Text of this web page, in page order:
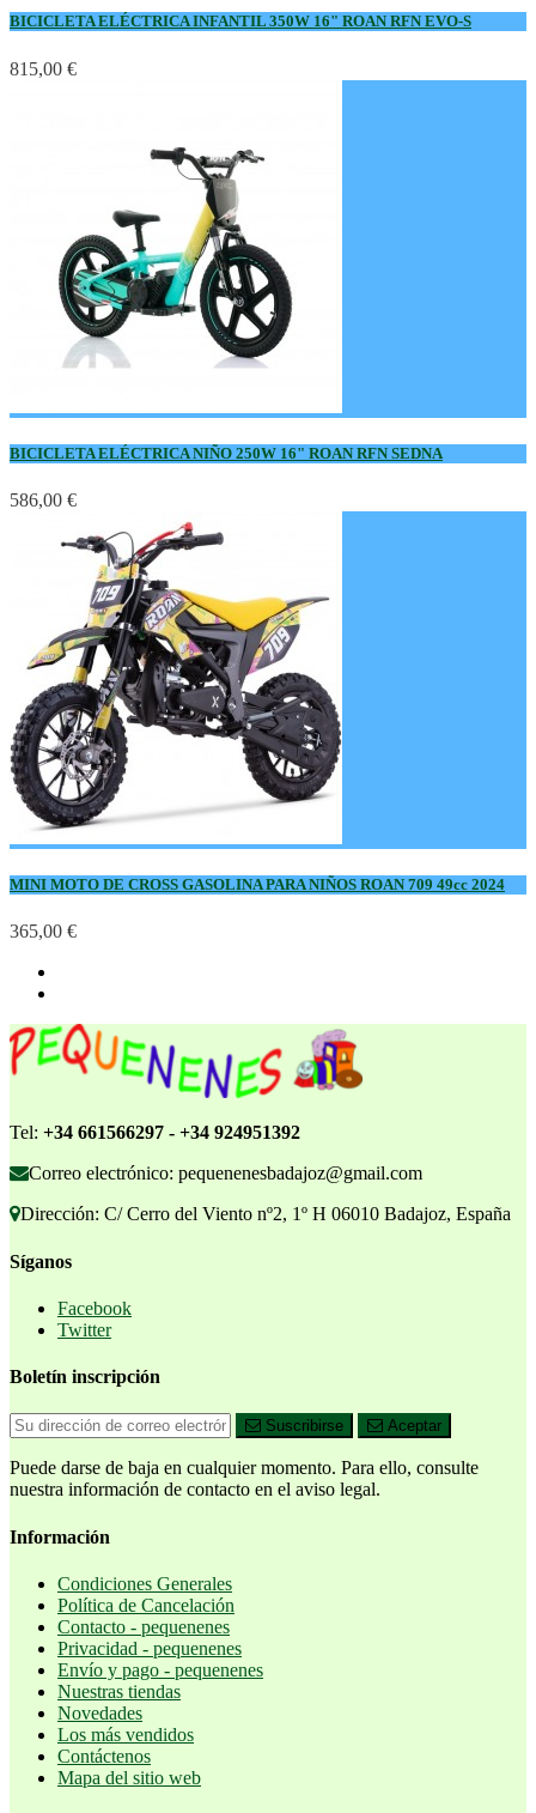
BICICLETA ELÉCTRICA INFANTIL 350W 16" ROAN RFN EVO-S
815,00 €
BICICLETA ELÉCTRICA NIÑO 250W 16" ROAN RFN SEDNA
586,00 €
MINI MOTO DE CROSS GASOLINA PARA NIÑOS ROAN 709 49cc 2024
365,00 €
Tel: +34 661566297 - +34 924951392
Correo electrónico: pequenenesbadajoz@gmail.com
Dirección: C/ Cerro del Viento nº2, 1º H 06010 Badajoz, España
Síganos
Facebook
Twitter
Boletín inscripción
Suscribirse Aceptar
Puede darse de baja en cualquier momento. Para ello, consulte
nuestra información de contacto en el aviso legal.
Información
Condiciones Generales
Política de Cancelación
Contacto - pequenenes
Privacidad - pequenenes
Envío y pago - pequenenes
Nuestras tiendas
Novedades
Los más vendidos
Contáctenos
Mapa del sitio web